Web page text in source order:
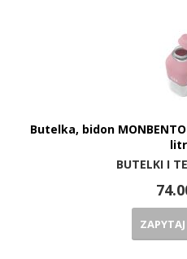
Butelka, bidon
BUTELKI I